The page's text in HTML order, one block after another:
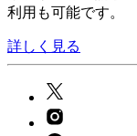
利用も可能です。
詳しく見る